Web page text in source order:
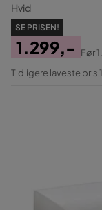
Hvid
SE PRISEN!
Pris
1.299,-
Original
Før
Tidligere laveste pris